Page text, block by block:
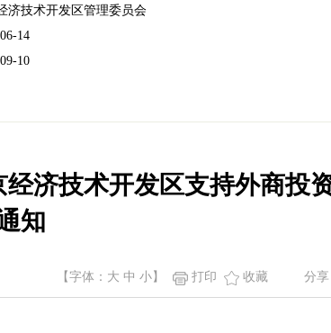
济技术开发区管理委员会
14
10
济技术开发区支持外商投
知
分享
【字体： 大 中 小 】 打印 收藏